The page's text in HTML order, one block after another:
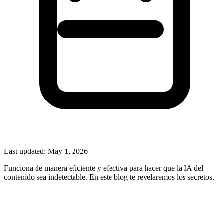
Last updated: May 1, 2026
Funciona de manera eficiente y efectiva para hacer que la IA del
contenido sea indetectable. En este blog te revelaremos los secretos.